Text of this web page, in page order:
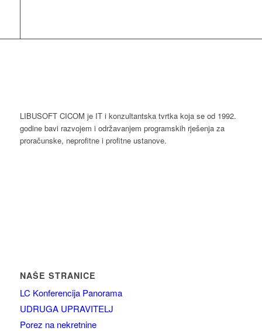
LIBUSOFT CICOM je IT i konzultantska tvrtka koja se od 1992.
godine bavi razvojem i održavanjem programskih rješenja za
proračunske, neprofitne i profitne ustanove.
NAŠE STRANICE
LC Konferencija Panorama
UDRUGA UPRAVITELJ
Porez na nekretnine